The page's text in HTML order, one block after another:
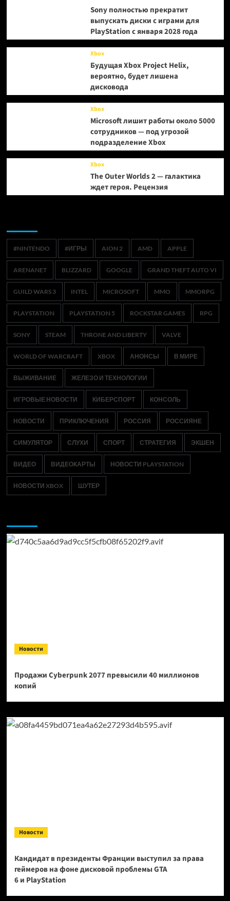
Sony полностью прекратит
выпускать диски с играми для
PlayStation с января 2028 года
Xbox
Будущая Xbox Project Helix,
вероятно, будет лишена
дисковода
Xbox
Microsoft лишит работы около 5000
сотрудников — под угрозой
подразделение Xbox
Xbox
The Outer Worlds 2 — галактика
ждет героя. Рецензия
#NINTENDO #ИГРЫ AION 2 AMD APPLE
ARENANET BLIZZARD GOOGLE GRAND THEFT AUTO VI
GUILD WARS 3 INTEL MICROSOFT MMO MMORPG
PLAYSTATION PLAYSTATION 5 ROCKSTAR GAMES RPG
SONY STEAM THRONE AND LIBERTY VALVE
WORLD OF WARCRAFT XBOX АНОНСЫ В МИРЕ
ВЫЖИВАНИЕ ЖЕЛЕЗО И ТЕХНОЛОГИИ
ИГРОВЫЕ НОВОСТИ КИБЕРСПОРТ КОНСОЛЬ
НОВОСТИ ПРИКЛЮЧЕНИЯ РОССИЯ РОССИЯНЕ
СИМУЛЯТОР СЛУХИ СПОРТ СТРАТЕГИЯ ЭКШЕН
ВИДЕО ВИДЕОКАРТЫ НОВОСТИ PLAYSTATION
НОВОСТИ XBOX ШУТЕР
Новости
Продажи Cyberpunk 2077 превысили 40 миллионов
копий
Новости
Кандидат в президенты Франции выступил за права
геймеров на фоне дисковой проблемы GTA
6 и PlayStation